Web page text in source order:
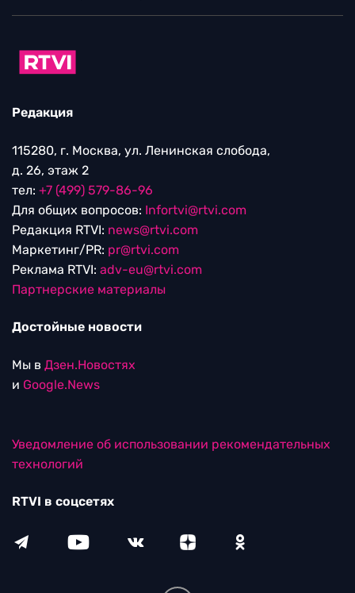
Редакция
115280, г. Москва, ул. Ленинская слобода,
д. 26, этаж 2
тел: +7 (499) 579-86-96
Для общих вопросов: Infortvi@rtvi.com
Редакция RTVI: news@rtvi.com
Маркетинг/PR: pr@rtvi.com
Реклама RTVI: adv-eu@rtvi.com
Партнерские материалы
Достойные новости
Мы в Дзен.Новостях
и Google.News
Уведомление об использовании рекомендательных
технологий
RTVI в соцсетях